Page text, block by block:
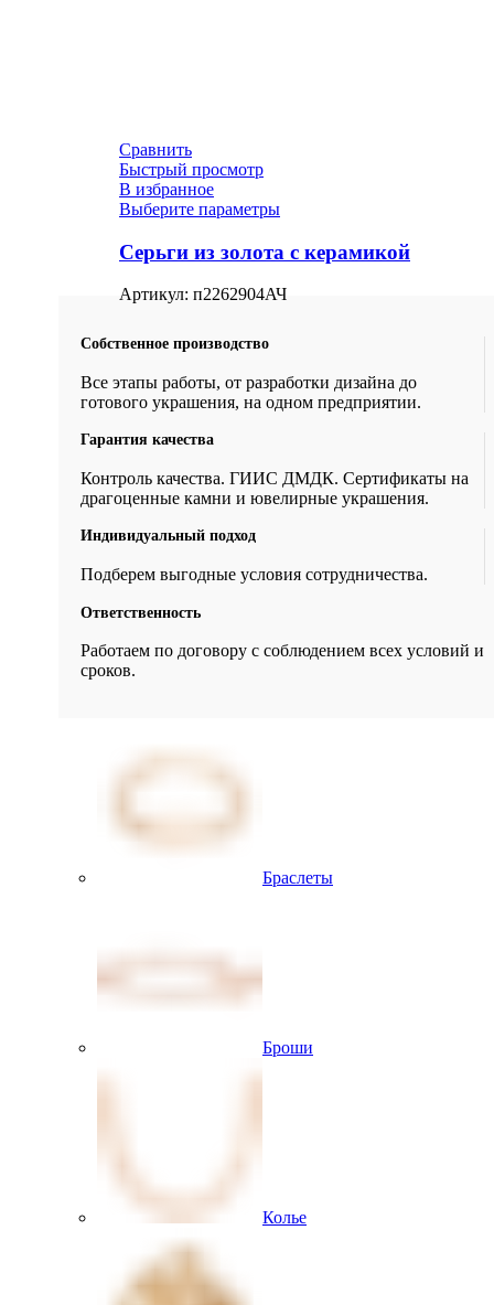
Сравнить
Быстрый просмотр
В избранное
Выберите параметры
Серьги из золота с керамикой
Артикул: п2262904АЧ
Собственное производство
Все этапы работы, от разработки дизайна до
готового украшения, на одном предприятии.
Гарантия качества
Контроль качества. ГИИС ДМДК. Сертификаты на
драгоценные камни и ювелирные украшения.
Индивидуальный подход
Подберем выгодные условия сотрудничества.
Ответственность
Работаем по договору с соблюдением всех условий и
сроков.
Браслеты
Броши
Колье